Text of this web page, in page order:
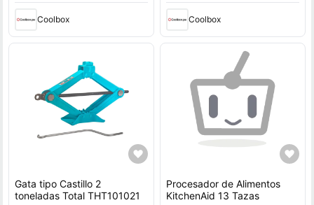
Coolbox Coolbox
Gata tipo Castillo 2
toneladas Total THT101021
Procesador de Alimentos
KitchenAid 13 Tazas